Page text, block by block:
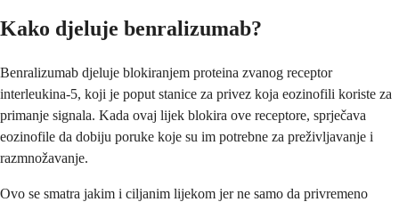
Kako djeluje benralizumab?
Benralizumab djeluje blokiranjem proteina zvanog receptor
interleukina-5, koji je poput stanice za privez koja eozinofili koriste za
primanje signala. Kada ovaj lijek blokira ove receptore, sprječava
eozinofile da dobiju poruke koje su im potrebne za preživljavanje i
razmnožavanje.
Ovo se smatra jakim i ciljanim lijekom jer ne samo da privremeno